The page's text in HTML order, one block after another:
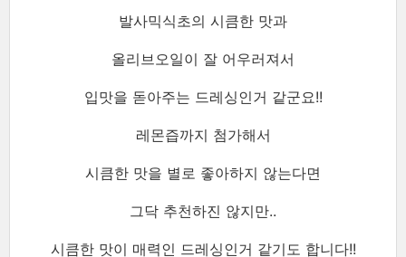
발사믹식초의 시큼한 맛과
올리브오일이 잘 어우러져서
입맛을 돋아주는 드레싱인거 같군요!!
레몬즙까지 첨가해서
시큼한 맛을 별로 좋아하지 않는다면
그닥 추천하진 않지만..
시큼한 맛이 매력인 드레싱인거 같기도 합니다!!